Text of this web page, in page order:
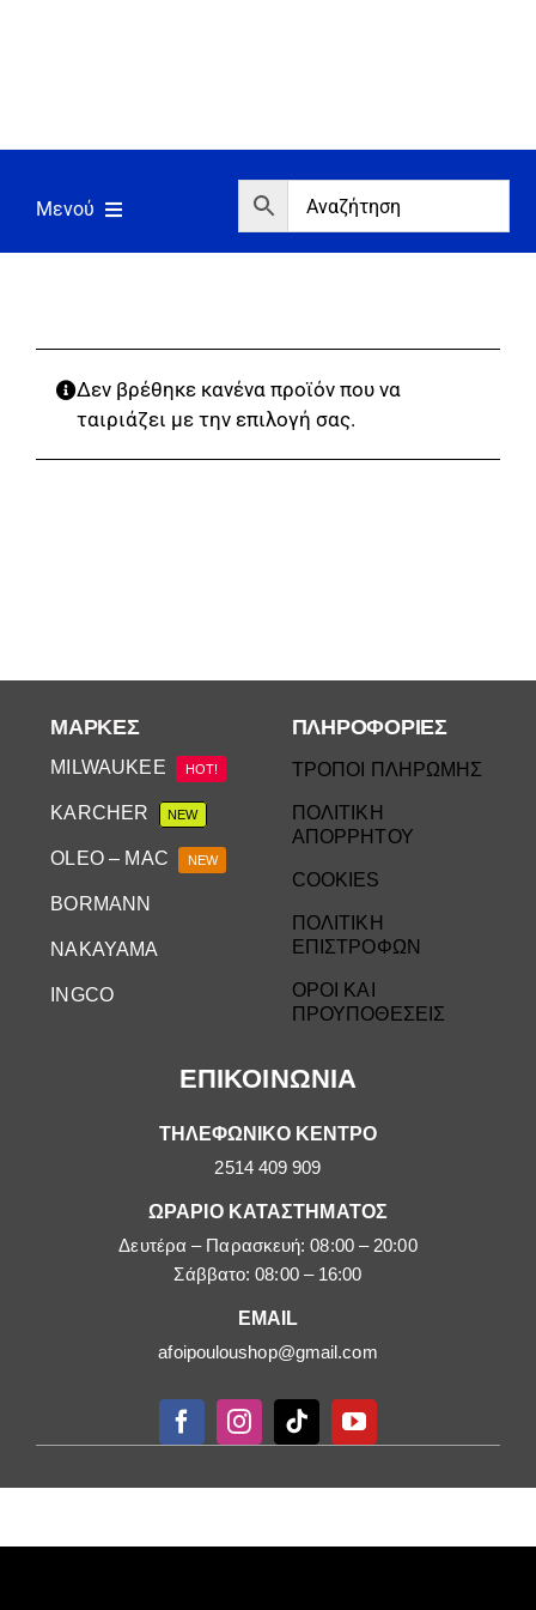
Μενού
Αντλίες/Πιεστικά
Δεν βρέθηκε κανένα προϊόν που να
ταιριάζει με την επιλογή σας.
ΕΠΙΚΟΙΝΩΝΙΑ
ΤΗΛΕΦΩΝΙΚΟ ΚΕΝΤΡΟ
2514 409 909
ΩΡΑΡΙΟ ΚΑΤΑΣΤΗΜΑΤΟΣ
Δευτέρα – Παρασκευή: 08:00 – 20:00
Σάββατο: 08:00 – 16:00
EMAIL
afoipouloushop@gmail.com
ΜΆΡΚΕΣ
MILWAUKEE HOT!
KARCHER NEW
OLEO – MAC NEW
BORMANN
NAKAYAMA
INGCO
ΠΛΗΡΟΦΟΡΙΕΣ
ΤΡΟΠΟΙ ΠΛΗΡΩΜΗΣ
ΠΟΛΙΤΙΚΗ
ΑΠΟΡΡΗΤΟΥ
COOKIES
ΠΟΛΙΤΙΚΗ
ΕΠΙΣΤΡΟΦΩΝ
ΟΡΟΙ ΚΑΙ
ΠΡΟΥΠΟΘΕΣΕΙΣ